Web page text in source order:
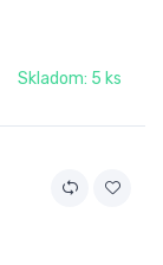
Skladom: 5 ks